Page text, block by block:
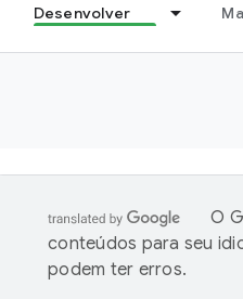
Desenvolver
O
conteúdos para seu
podem ter erros.